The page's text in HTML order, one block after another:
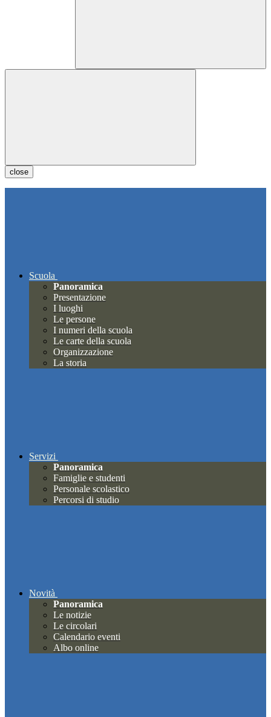
close
Scuola
Panoramica
Presentazione
I luoghi
Le persone
I numeri della scuola
Le carte della scuola
Organizzazione
La storia
Servizi
Panoramica
Famiglie e studenti
Personale scolastico
Percorsi di studio
Novità
Panoramica
Le notizie
Le circolari
Calendario eventi
Albo online